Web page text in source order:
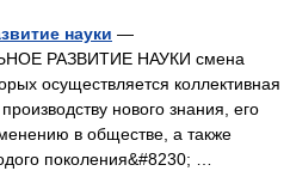
науки —
РАЗВИТИЕ НАУКИ смена
осуществляется коллективная
нового знания, его
в обществе, а также
поколения&#8230; …